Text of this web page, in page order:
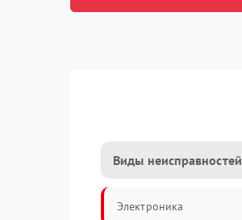
Виды неисправностей
Электроника